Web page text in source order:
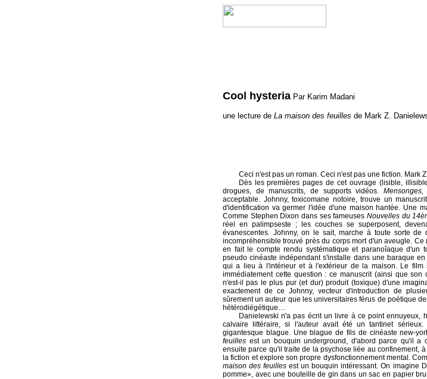
Cool hysteria Par Karim Madani
une lecture de La maison des feuilles de Mark Z.
Ceci n'est pas un roman. Ceci n'est pas une fiction. Mark
Dès les premières pages de cet ouvrage (lisible,
drogues, de manuscrits, de supports vidéos.
acceptable. Johnny, toxicomane notoire, trouve un
d'identification va germer l'idée d'une maison hantée. Une
Comme Stephen Dixon dans ses fameuses Nouvelles du
réel en palimpseste ; les couches se superposent,
évanescentes. Johnny, on le sait, marche à toute sorte
incompréhensible trouvé près du corps mort d'un aveugle.
en fait le compte rendu systématique et paranoîaque d'un
pseudo cinéaste indépendant s'installe dans une baraque en
qui a lieu à l'intérieur et à l'extérieur de la maison. Le film
immédiatement cette question : ce manuscrit (ainsi que
n'est-il pas le plus pur (et dur) produit (toxique) d'une
exactement de ce Johnny, vecteur d'introduction de
sûrement un auteur que les universitaires férus de poétique
hétérodiégétique…
Danielewski n'a pas écrit un livre à ce point ennuyeux,
calvaire littéraire, si l'auteur avait été un tantinet sérieux.
gigantesque blague. Une blague de fils de cinéaste new-
feuilles est un bouquin underground, d'abord parce qu'il a
ensuite parce qu'il traite de la psychose liée au confinement,
la fiction et explore son propre dysfonctionnement mental.
maison des feuilles est un bouquin intéressant. On imagine
pomme», avec une bouteille de gin dans un sac en papier